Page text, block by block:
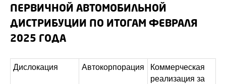
ПЕРВИЧНОЙ АВТОМОБИЛЬНОЙ
ДИСТРИБУЦИИ ПО ИТОГАМ ФЕВРАЛЯ
2025 ГОДА
Дислокация Автокорпорация
Коммерческая
реализация за